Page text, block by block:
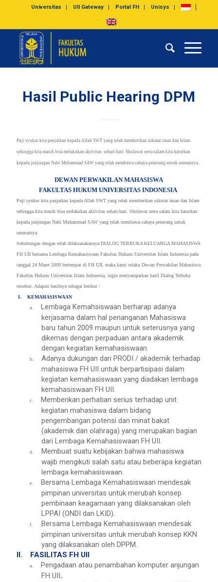
Universitas UII Gateway Portal FH Unisys
Hasil Public Hearing DPM
Puji syukur kita panjatkan kepada Allah SWT yang telah memberikan nikmat iman dan Islam
sehingga kita masih bisa melakukan aktivitas sehari-hari. Sholawat serta salam kita haturkan
kepada junjungan Nabi Muhammad SAW yang telah membawa cahaya penerang untuk ummatnya.
DEWAN PERWAKILAN MAHASISWA
FAKULTAS HUKUM UNIVERSITAS INDONESIA
Puji syukur kita panjatkan kepada Allah SWT yang telah memberikan nikmat iman dan Islam
sehingga kita masih bisa melakukan aktivitas sehari-hari. Sholawat serta salam kita haturkan
kepada junjungan Nabi Muhammad SAW yang telah membawa cahaya penerang untuk
ummatnya.
Sehubungan dengan telah dilaksanakannya DIALOG TERBUKA KELUARGA MAHASISWA
FH UII bersama Lembaga Kemahasiswaan Fakultas Hukum Universitas Islam Indonesia pada
tanggal 24 Maret 2009 bertempat di FH UII, maka kami selaku Dewan Perwakilan Mahasiswa
Fakultas Hukum Universitas Islam Indonesia, ingin menyampaikan hasil Dialog Terbuka
tersebut. Adapun hasilnya sebagai berikut :
I. KEMAHASISWAAN
a.
Lembaga Kemahsiswaan berharap adanya
kerjasama dalam hal penanganan Mahasiswa
baru tahun 2009 maupun untuk seterusnya yang
dikemas dengan perpaduan antara akademik
dengan kegiatan kemahasiswaan.
b.
Adanya dukungan dari PRODI / akademik terhadap
mahasiswa FH UII untuk berpartisipasi dalam
kegiatan kemahasiswaan yang diadakan lembaga
kemahasiswaan FH UII.
c.
Memberikan perhatian serius terhadap unit
kegiatan mahasiswa dalam bidang
pengembangan potensi dan minat bakat
(akademik dan olahraga) yang merupakan bagian
dari Lembaga Kemahasiswaan FH UII.
d.
Membuat suatu kebijakan bahwa mahasiswa
wajib mengikuti salah satu atau beberapa kegiatan
lembaga kemahasiswaan.
e.
Bersama Lembaga Kemahasiswaan mendesak
pimpinan universitas untuk merubah konsep
pembinaan keagamaan yang dilaksanakan oleh
LPPAI (ONDI dan LKID).
f.
Bersama Lembaga Kemahasiswaan mendesak
pimpinan universitas untuk merubah konsep KKN
yang dilaksanakan oleh DPPM.
II.
FASILITAS FH UII
a.
Pengadaan atau penambahan komputer anjungan
FH UII.